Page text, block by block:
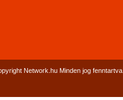
Network.hu Minden jog fenntartva.